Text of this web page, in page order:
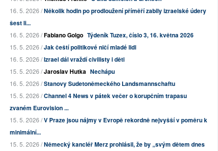
16. 5. 2026 /Několik hodin po prodloužení příměří zabily izraelské údery
šest li...
16. 5. 2026 /Fabiano Golgo Týdeník Tuzex, číslo 3, 16. května 2026
15. 5. 2026 /Jak čeští politikové ničí mladé lidi
16. 5. 2026 /Izrael dál vraždí civilisty i děti
15. 5. 2026 /Jaroslav Hutka Nechápu
16. 5. 2026 /Stanovy Sudetoněmeckého Landsmannschaftu
15. 5. 2026 /Channel 4 News v pátek večer o korupčním trapasu
zvaném Eurovision ...
15. 5. 2026 /V Praze jsou nájmy v Evropě rekordně nejvyšší v poměru k
minimální...
15. 5. 2026 /Německý kancléř Merz prohlásil, že by „svým dětem dnes